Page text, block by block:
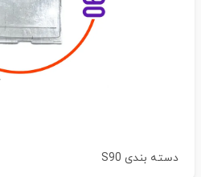
دسته بندیS90